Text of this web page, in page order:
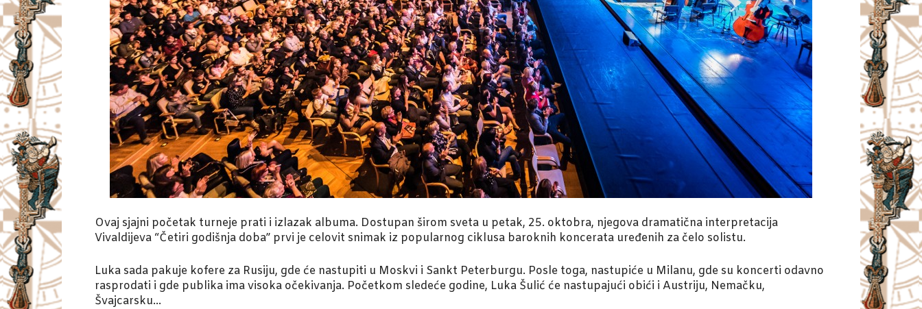
Ovaj sjajni početak turneje prati i izlazak albuma. Dostupan širom sveta u petak, 25. oktobra, njegova dramatična interpretacija
Vivaldijeva “Četiri godišnja doba” prvi je celovit snimak iz popularnog ciklusa baroknih koncerata uređenih za čelo solistu.
Luka sada pakuje kofere za Rusiju, gde će nastupiti u Moskvi i Sankt Peterburgu. Posle toga, nastupiće u Milanu, gde su koncerti odavno
rasprodati i gde publika ima visoka očekivanja. Početkom sledeće godine, Luka Šulić će nastupajući obići i Austriju, Nemačku,
Švajcarsku…